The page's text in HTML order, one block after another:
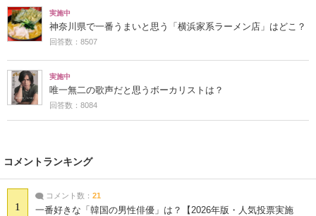
実施中
神奈川県で一番うまいと思う「横浜家系ラーメン店」はどこ？
回答数：8507
実施中
唯一無二の歌声だと思うボーカリストは？
回答数：8084
コメントランキング
1
コメント数： 21
一番好きな「韓国の男性俳優」は？【2026年版・人気投票実施